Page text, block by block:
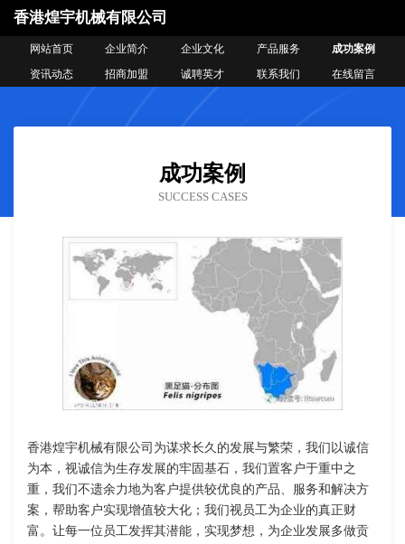
香港煌宇机械有限公司
网站首页 企业简介 企业文化 产品服务
成功案例
资讯动态
招商加盟 诚聘英才 联系我们 在线留言
成功案例
SUCCESS CASES
香港煌宇机械有限公司为谋求长久的发展与繁荣，我们以诚信
为本，视诚信为生存发展的牢固基石，我们置客户于重中之
重，我们不遗余力地为客户提供较优良的产品、服务和解决方
案，帮助客户实现增值较大化；我们视员工为企业的真正财
富。让每一位员工发挥其潜能，实现梦想，为企业发展多做贡